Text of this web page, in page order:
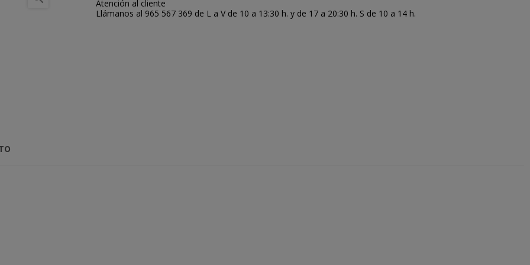
Atención al cliente
Llámanos al 965 567 369 de L a V de 10 a 13:30 h. y de 17 a 20:30 h. S de 10 a 14 h.